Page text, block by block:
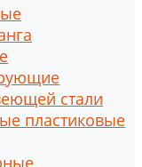
стали
пластиковые